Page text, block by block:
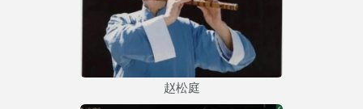
赵松庭